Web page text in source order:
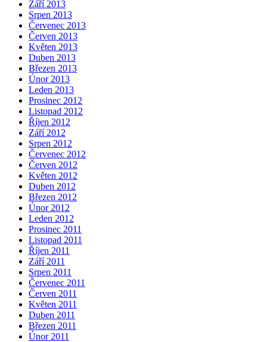
Září 2013
Srpen 2013
Červenec 2013
Červen 2013
Květen 2013
Duben 2013
Březen 2013
Únor 2013
Leden 2013
Prosinec 2012
Listopad 2012
Říjen 2012
Září 2012
Srpen 2012
Červenec 2012
Červen 2012
Květen 2012
Duben 2012
Březen 2012
Únor 2012
Leden 2012
Prosinec 2011
Listopad 2011
Říjen 2011
Září 2011
Srpen 2011
Červenec 2011
Červen 2011
Květen 2011
Duben 2011
Březen 2011
Únor 2011